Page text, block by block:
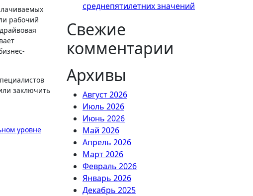
рабочий
заключить
уровне
среднепятилетних значений
Свежие
комментарии
Архивы
Август 2026
Июль 2026
Июнь 2026
Май 2026
Апрель 2026
Март 2026
Февраль 2026
Январь 2026
Декабрь 2025